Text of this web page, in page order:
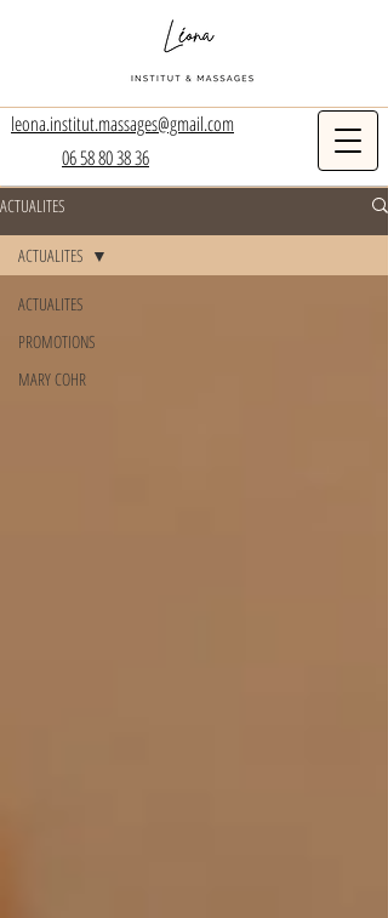
leona.institut.massages@gmail.com
06 58 80 38 36
ACTUALITES
ACTUALITES
PROMOTIONS
MARY COHR
ACTUALITES